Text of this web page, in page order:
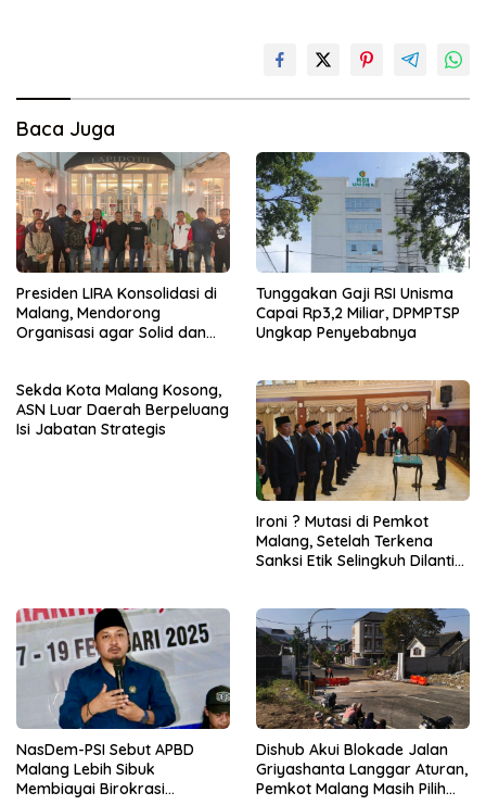
Baca Juga
Presiden LIRA Konsolidasi di
Malang, Mendorong
Organisasi agar Solid dan
Tunggakan Gaji RSI Unisma
Capai Rp3,2 Miliar, DPMPTSP
Ungkap Penyebabnya
Sekda Kota Malang Kosong,
ASN Luar Daerah Berpeluang
Isi Jabatan Strategis
Ironi ? Mutasi di Pemkot
Malang, Setelah Terkena
Sanksi Etik Selingkuh Dilantik,
NasDem-PSI Sebut APBD
Malang Lebih Sibuk
Membiayai Birokrasi
Dishub Akui Blokade Jalan
Griyashanta Langgar Aturan,
Pemkot Malang Masih Pilih